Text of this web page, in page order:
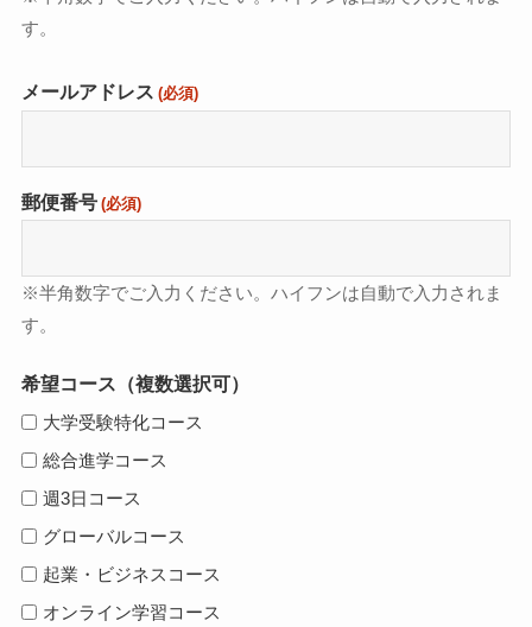
す。
メールアドレス (必須)
郵便番号 (必須)
※半角数字でご入力ください。ハイフンは自動で入力されま
す。
希望コース（複数選択可）
大学受験特化コース
総合進学コース
週3日コース
グローバルコース
起業・ビジネスコース
オンライン学習コース